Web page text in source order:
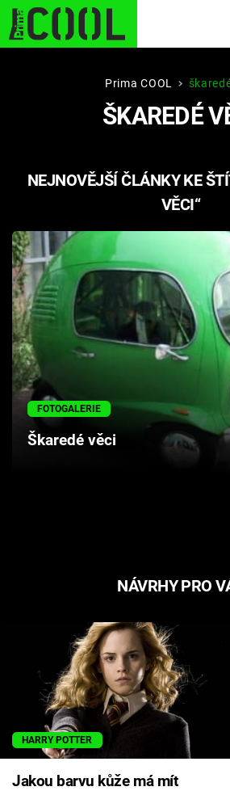
STARHOUSE BUFFY,
PLNEJ KOTEL AVENGERS 5
Přihlášení
Sledujte nás
Prima COOL
ŠKAREDÉ
NEJNOVĚJŠÍ ČLÁNKY KE
VĚCI“
FOTOGALERIE
Škaredé věci
NÁVRHY PRO
HARRY POTTER
Jakou barvu kůže má mít